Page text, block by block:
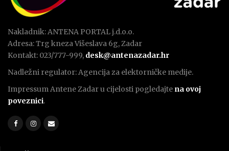
Nakladnik: ANTENA PORTAL j.d.o.o.
Adresa: Trg kneza Višeslava 6g, Zadar
Kontakt: 023/777-999, desk@antenazadar.hr
Nadležni regulator: Agencija za elektorničke medije.
Impressum Antene Zadar u cijelosti pogledajte na ovoj
poveznici.